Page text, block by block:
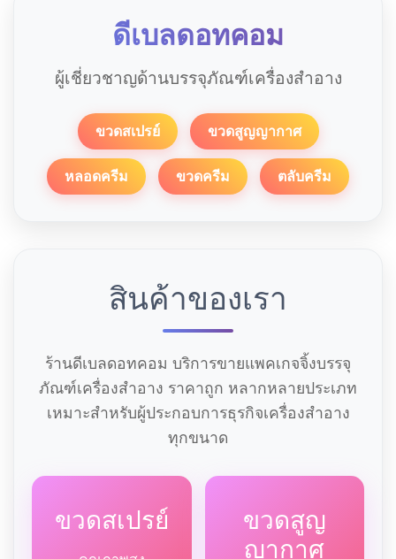
ดีเบลดอทคอม
ผู้เชี่ยวชาญด้านบรรจุภัณฑ์เครื่องสำอาง
ขวดสเปรย์ ขวดสูญญากาศ
หลอดครีม ขวดครีม ตลับครีม
สินค้าของเรา
ร้านดีเบลดอทคอม บริการขายแพคเกจจิ้งบรรจุ
ภัณฑ์เครื่องสำอาง ราคาถูก หลากหลายประเภท
เหมาะสำหรับผู้ประกอบการธุรกิจเครื่องสำอาง
ทุกขนาด
ขวดสเปรย์
ขวดสูญ
ญากาศ